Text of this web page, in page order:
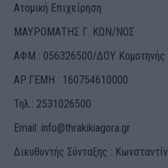
Ατομική Επιχείρηση
ΜΑΥΡΟΜΑΤΗΣ Γ. ΚΩΝ/ΝΟΣ
ΑΦΜ : 056326500/ΔOΥ Κομοτηνής
ΑΡ.ΓΕΜΗ : 160754610000
Τηλ.: 2531026500
Email: info@thrakikiagora.gr
Διευθυντής Σύνταξης :